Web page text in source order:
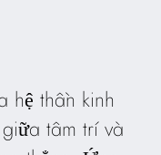
hệ thần kinh
tâm trí và